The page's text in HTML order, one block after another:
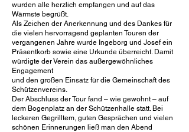
wurden alle herzlich empfangen und auf das
Wärmste begrüßt.
Als Zeichen der Anerkennung und des Dankes für
die vielen hervorragend geplanten Touren der
vergangenen Jahre wurde Ingeborg und Josef ein
Präsentkorb sowie eine Urkunde überreicht. Damit
würdigte der Verein das außergewöhnliches
Engagement
und den großen Einsatz für die Gemeinschaft des
Schützenvereins.
Der Abschluss der Tour fand – wie gewohnt – auf
dem Bogenplatz an der Schützenhalle statt. Bei
leckeren Gegrilltem, guten Gesprächen und vielen
schönen Erinnerungen ließ man den Abend